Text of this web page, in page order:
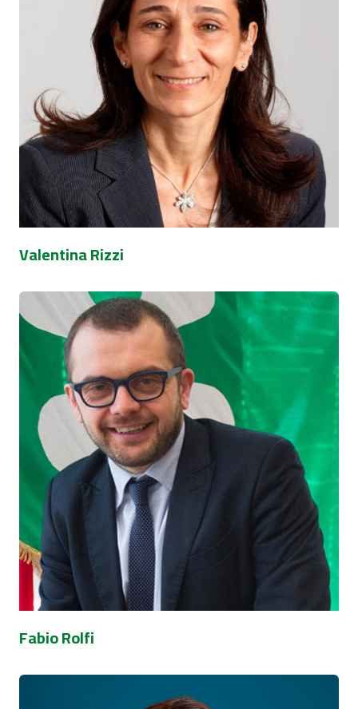
Valentina Rizzi
Fabio Rolfi